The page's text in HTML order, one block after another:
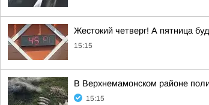
Жестокий четверг! А пятница
15:15
В Верхнемамонском районе
15:15